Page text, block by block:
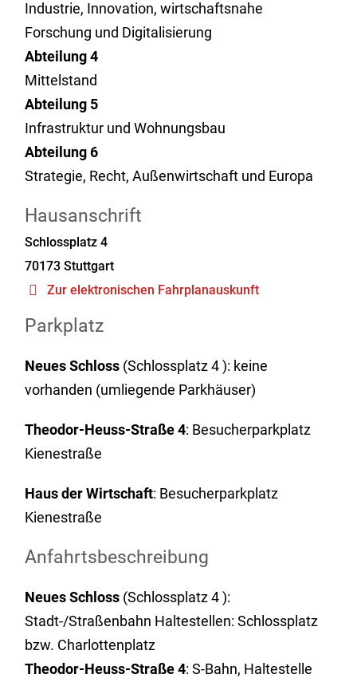
Industrie, Innovation, wirtschaftsnahe
Forschung und Digitalisierung
Abteilung 4
Mittelstand
Abteilung 5
Infrastruktur und Wohnungsbau
Abteilung 6
Strategie, Recht, Außenwirtschaft und Europa
Hausanschrift
Schlossplatz 4
70173 Stuttgart
Zur elektronischen Fahrplanauskunft
Parkplatz
Neues Schloss (Schlossplatz 4 ): keine
vorhanden (umliegende Parkhäuser)
Theodor-Heuss-Straße 4: Besucherparkplatz
Kienestraße
Haus der Wirtschaft: Besucherparkplatz
Kienestraße
Anfahrtsbeschreibung
Neues Schloss (Schlossplatz 4 ):
Stadt-/Straßenbahn Haltestellen: Schlossplatz
bzw. Charlottenplatz
Theodor-Heuss-Straße 4: S-Bahn, Haltestelle